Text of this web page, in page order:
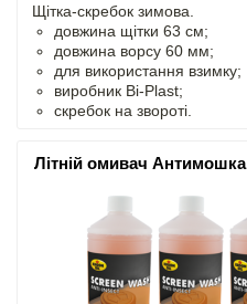
Щітка-скребок зимова.
довжина щітки 63 см;
довжина ворсу 60 мм;
для використання взимку;
виробник Bi-Plast;
скребок на звороті.
Літній омивач Антимошка